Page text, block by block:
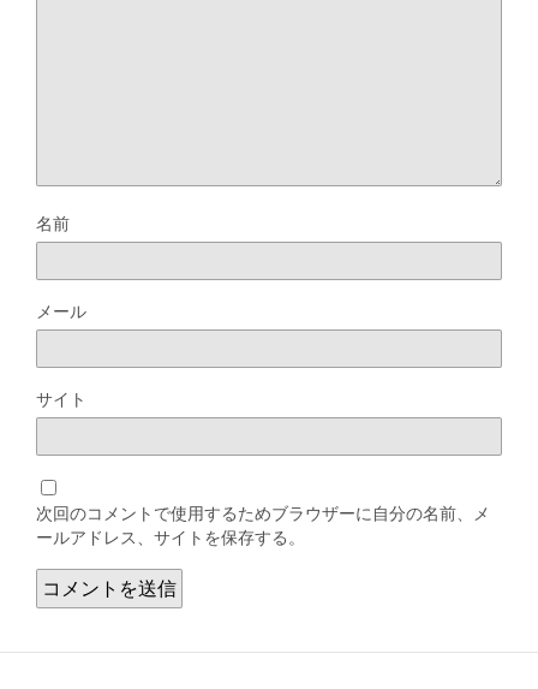
名前
メール
サイト
次回のコメントで使用するためブラウザーに自分の名前、メ
ールアドレス、サイトを保存する。